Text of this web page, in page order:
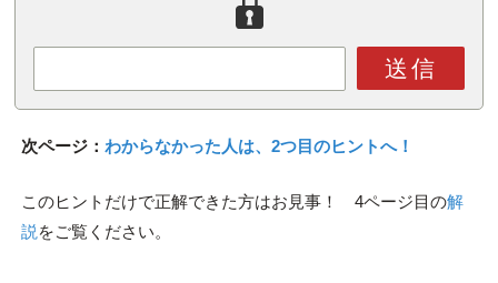
送信
次ページ： わからなかった人は、2つ目のヒントへ！
このヒントだけで正解できた方はお見事！ 4ページ目の解
説 をご覧ください。